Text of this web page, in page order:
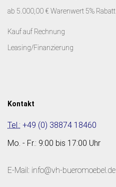
ab 5.000,00 € Warenwert 5% Rabatt
Kauf auf Rechnung
Leasing/Finanzierung
Kontakt
Tel.: +49 (0) 38874 18460
Mo. - Fr.: 9:00 bis 17:00 Uhr
E-Mail: info@vh-bueromoebel.de